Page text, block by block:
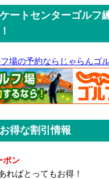
ートセンターゴルフ
場の予約ならじゃらんゴ
得な割引情報
ポン
ればとってもお得！